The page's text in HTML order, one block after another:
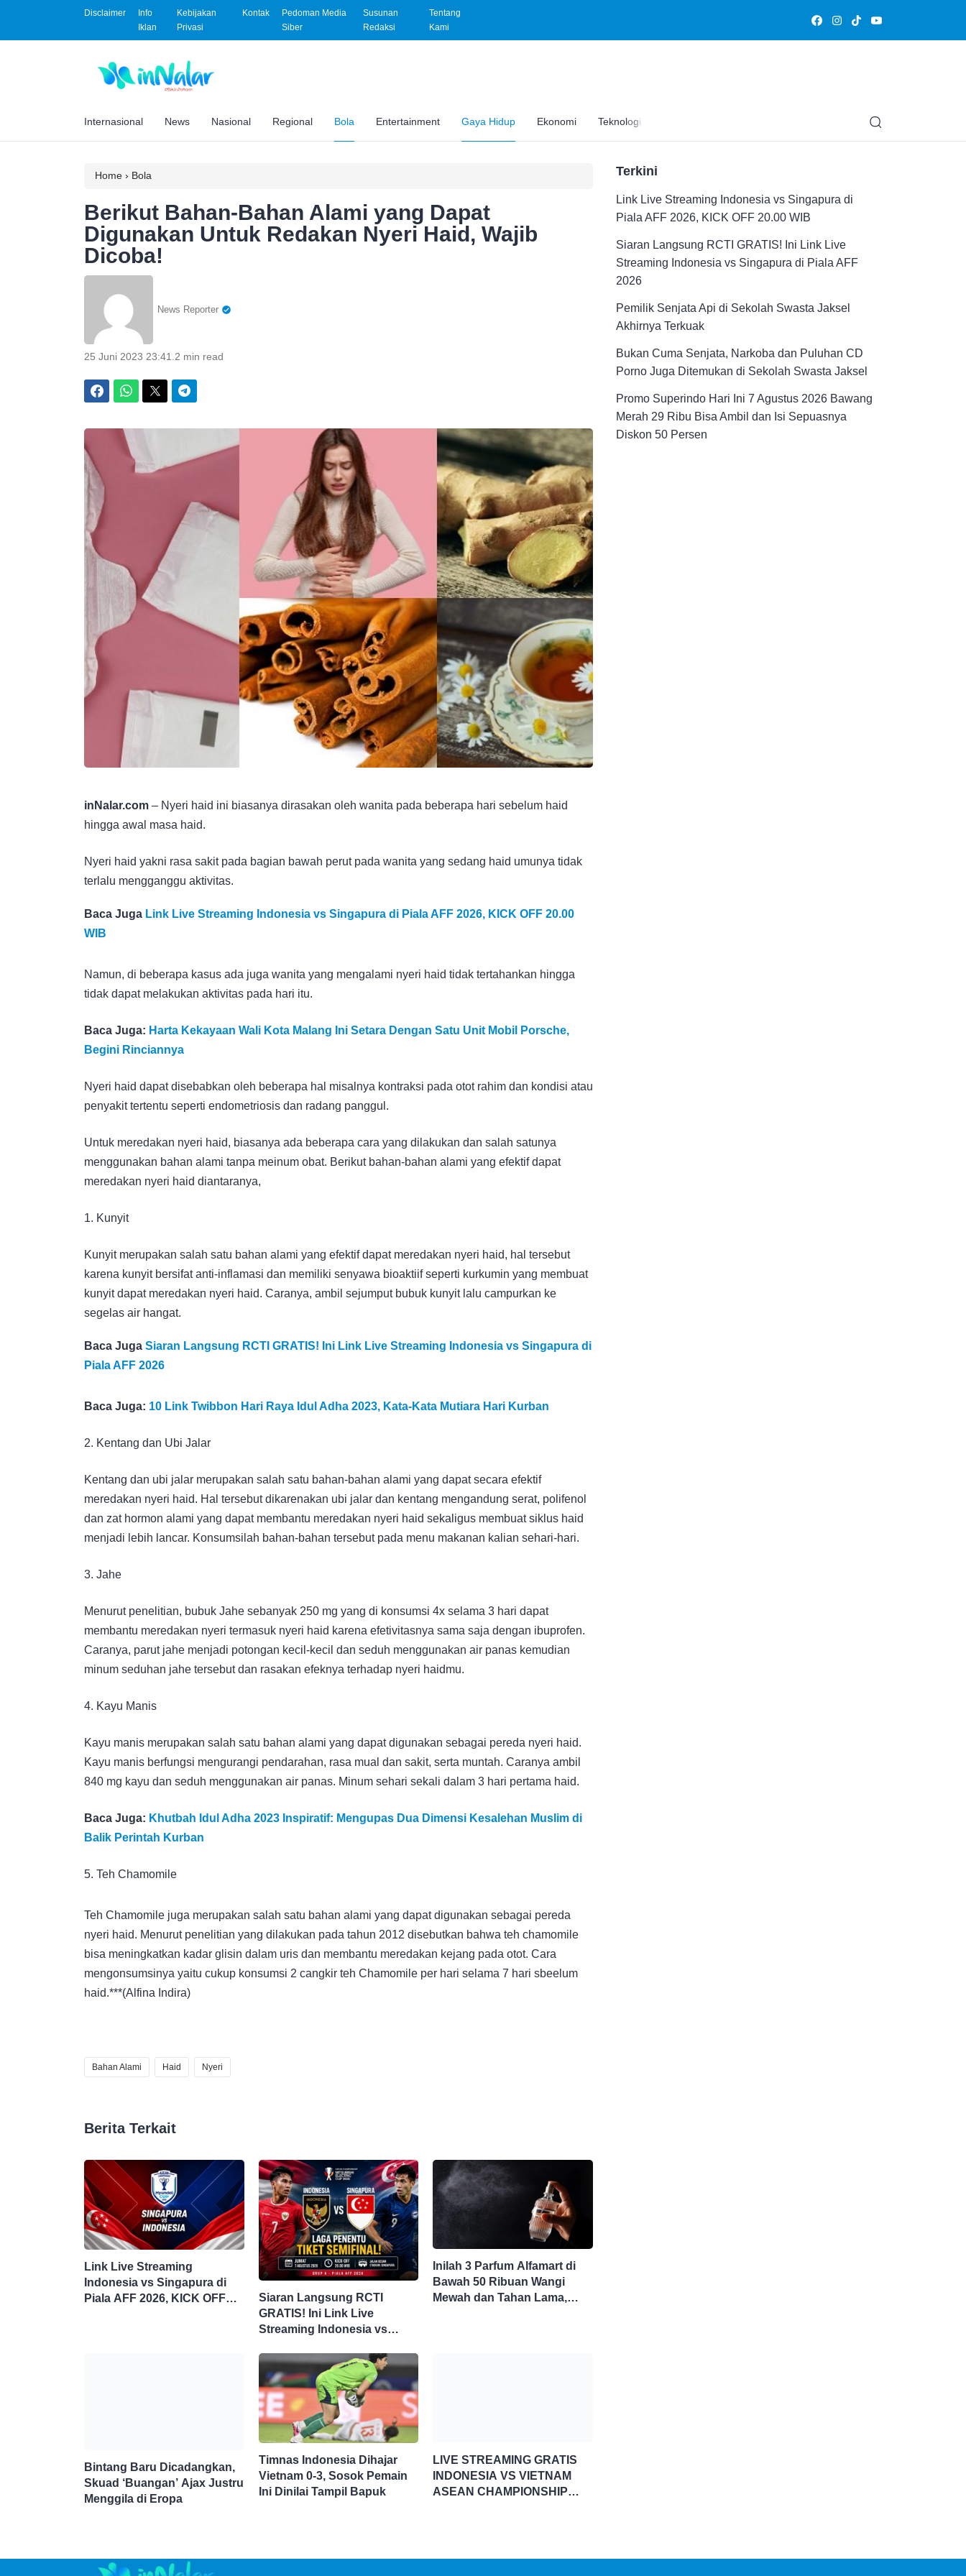
Disclaimer
Info
Iklan
Kebijakan
Privasi
Kontak
Pedoman Media
Siber
Susunan
Redaksi
Tentang
Kami
Internasional News Nasional Regional Bola Entertainment Gaya Hidup Ekonomi Teknologi Edukasi
Home › Bola
Berikut Bahan-Bahan Alami yang Dapat
Digunakan Untuk Redakan Nyeri Haid, Wajib
Dicoba!
News Reporter
25 Juni 2023 23:41 2 min read
inNalar.com – Nyeri haid ini biasanya dirasakan oleh wanita pada beberapa hari sebelum haid
hingga awal masa haid.
Nyeri haid yakni rasa sakit pada bagian bawah perut pada wanita yang sedang haid umunya tidak
terlalu mengganggu aktivitas.
Baca Juga Link Live Streaming Indonesia vs Singapura di Piala AFF 2026, KICK OFF 20.00
WIB
Namun, di beberapa kasus ada juga wanita yang mengalami nyeri haid tidak tertahankan hingga
tidak dapat melakukan aktivitas pada hari itu.
Baca Juga: Harta Kekayaan Wali Kota Malang Ini Setara Dengan Satu Unit Mobil Porsche,
Begini Rinciannya
Nyeri haid dapat disebabkan oleh beberapa hal misalnya kontraksi pada otot rahim dan kondisi atau
penyakit tertentu seperti endometriosis dan radang panggul.
Untuk meredakan nyeri haid, biasanya ada beberapa cara yang dilakukan dan salah satunya
menggunakan bahan alami tanpa meinum obat. Berikut bahan-bahan alami yang efektif dapat
meredakan nyeri haid diantaranya,
1. Kunyit
Kunyit merupakan salah satu bahan alami yang efektif dapat meredakan nyeri haid, hal tersebut
karena kunyit bersifat anti-inflamasi dan memiliki senyawa bioaktiif seperti kurkumin yang membuat
kunyit dapat meredakan nyeri haid. Caranya, ambil sejumput bubuk kunyit lalu campurkan ke
segelas air hangat.
Baca Juga Siaran Langsung RCTI GRATIS! Ini Link Live Streaming Indonesia vs Singapura di
Piala AFF 2026
Baca Juga: 10 Link Twibbon Hari Raya Idul Adha 2023, Kata-Kata Mutiara Hari Kurban
2. Kentang dan Ubi Jalar
Kentang dan ubi jalar merupakan salah satu bahan-bahan alami yang dapat secara efektif
meredakan nyeri haid. Hal tersebut dikarenakan ubi jalar dan kentang mengandung serat, polifenol
dan zat hormon alami yang dapat membantu meredakan nyeri haid sekaligus membuat siklus haid
menjadi lebih lancar. Konsumsilah bahan-bahan tersebut pada menu makanan kalian sehari-hari.
3. Jahe
Menurut penelitian, bubuk Jahe sebanyak 250 mg yang di konsumsi 4x selama 3 hari dapat
membantu meredakan nyeri termasuk nyeri haid karena efetivitasnya sama saja dengan ibuprofen.
Caranya, parut jahe menjadi potongan kecil-kecil dan seduh menggunakan air panas kemudian
minum seduhan jahe tersebut dan rasakan efeknya terhadap nyeri haidmu.
4. Kayu Manis
Kayu manis merupakan salah satu bahan alami yang dapat digunakan sebagai pereda nyeri haid.
Kayu manis berfungsi mengurangi pendarahan, rasa mual dan sakit, serta muntah. Caranya ambil
840 mg kayu dan seduh menggunakan air panas. Minum sehari sekali dalam 3 hari pertama haid.
Baca Juga: Khutbah Idul Adha 2023 Inspiratif: Mengupas Dua Dimensi Kesalehan Muslim di
Balik Perintah Kurban
5. Teh Chamomile
Teh Chamomile juga merupakan salah satu bahan alami yang dapat digunakan sebagai pereda
nyeri haid. Menurut penelitian yang dilakukan pada tahun 2012 disebutkan bahwa teh chamomile
bisa meningkatkan kadar glisin dalam uris dan membantu meredakan kejang pada otot. Cara
mengonsumsinya yaitu cukup konsumsi 2 cangkir teh Chamomile per hari selama 7 hari sbeelum
haid.***(Alfina Indira)
Bahan Alami Haid Nyeri
Berita Terkait
Link Live Streaming
Indonesia vs Singapura di
Piala AFF 2026, KICK OFF
Siaran Langsung RCTI
GRATIS! Ini Link Live
Streaming Indonesia vs
Inilah 3 Parfum Alfamart di
Bawah 50 Ribuan Wangi
Mewah dan Tahan Lama,
Bintang Baru Dicadangkan,
Skuad ‘Buangan’ Ajax Justru
Menggila di Eropa
Timnas Indonesia Dihajar
Vietnam 0-3, Sosok Pemain
Ini Dinilai Tampil Bapuk
LIVE STREAMING GRATIS
INDONESIA VS VIETNAM
ASEAN CHAMPIONSHIP
Terkini
Link Live Streaming Indonesia vs Singapura di
Piala AFF 2026, KICK OFF 20.00 WIB
Siaran Langsung RCTI GRATIS! Ini Link Live
Streaming Indonesia vs Singapura di Piala AFF
2026
Pemilik Senjata Api di Sekolah Swasta Jaksel
Akhirnya Terkuak
Bukan Cuma Senjata, Narkoba dan Puluhan CD
Porno Juga Ditemukan di Sekolah Swasta Jaksel
Promo Superindo Hari Ini 7 Agustus 2026 Bawang
Merah 29 Ribu Bisa Ambil dan Isi Sepuasnya
Diskon 50 Persen